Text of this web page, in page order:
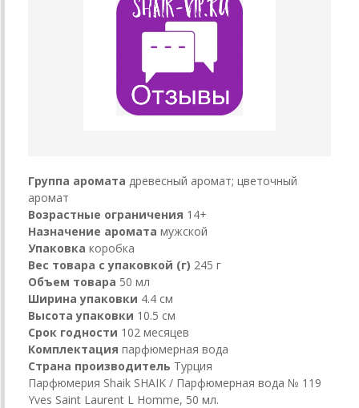
Группа аромата древесный аромат; цветочный
аромат
Возрастные ограничения 14+
Назначение аромата мужской
Упаковка коробка
Вес товара с упаковкой (г) 245 г
Объем товара 50 мл
Ширина упаковки 4.4 см
Высота упаковки 10.5 см
Срок годности 102 месяцев
Комплектация парфюмерная вода
Страна производитель Турция
Парфюмерия Shaik SHAIK / Парфюмерная вода № 119
Yves Saint Laurent L Homme, 50 мл.